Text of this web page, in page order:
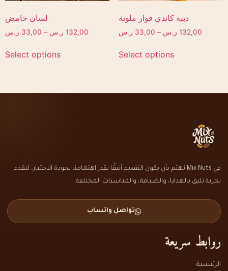
لسان حامض
33,00 ر.س – 132,00 ر.س
Select options
دببة كاندي فوار ملونة
33,00 ر.س – 132,00 ر.س
Select options
في Mix Nuts نهتم بأن يكون التقديم أنيقًا بقدر اهتمامنا بجودة الاختيار، لنقدم
تجربة تليق بالهدايا، والضيافة، والمناسبات المختلفة.
تواصل واتساب
روابط سريعة
الرئيسية